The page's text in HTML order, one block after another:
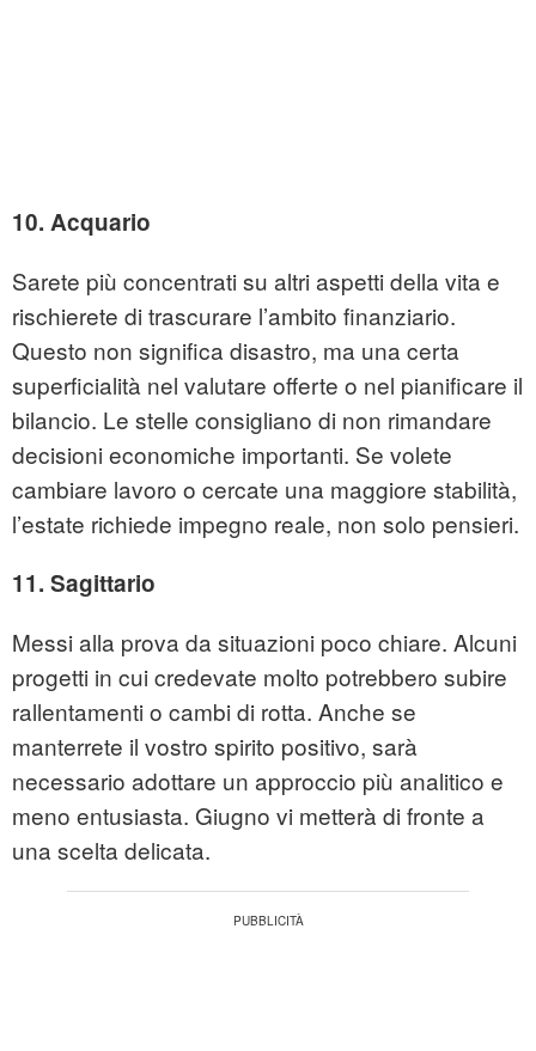
10. Acquario
Sarete più concentrati su altri aspetti della vita e
rischierete di trascurare l’ambito finanziario.
Questo non significa disastro, ma una certa
superficialità nel valutare offerte o nel pianificare il
bilancio. Le stelle consigliano di non rimandare
decisioni economiche importanti. Se volete
cambiare lavoro o cercate una maggiore stabilità,
l’estate richiede impegno reale, non solo pensieri.
11. Sagittario
Messi alla prova da situazioni poco chiare. Alcuni
progetti in cui credevate molto potrebbero subire
rallentamenti o cambi di rotta. Anche se
manterrete il vostro spirito positivo, sarà
necessario adottare un approccio più analitico e
meno entusiasta. Giugno vi metterà di fronte a
una scelta delicata.